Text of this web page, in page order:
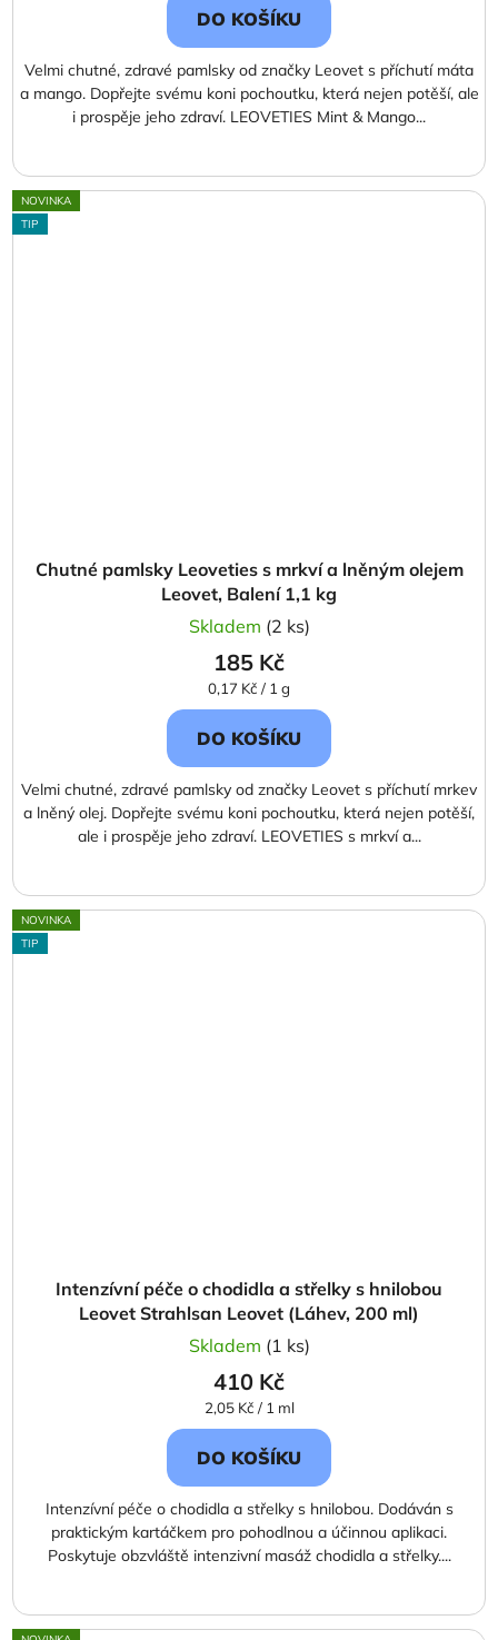
DO KOŠÍKU
Velmi chutné, zdravé pamlsky od značky Leovet s příchutí máta
a mango. Dopřejte svému koni pochoutku, která nejen potěší, ale
i prospěje jeho zdraví. LEOVETIES Mint & Mango...
NOVINKA
TIP
Chutné pamlsky Leoveties s mrkví a lněným olejem
Leovet, Balení 1,1 kg
Skladem (2 ks)
185 Kč
Měrná
cena:
0,17 Kč / 1 g
DO KOŠÍKU
Velmi chutné, zdravé pamlsky od značky Leovet s příchutí mrkev
a lněný olej. Dopřejte svému koni pochoutku, která nejen potěší,
ale i prospěje jeho zdraví. LEOVETIES s mrkví a...
NOVINKA
TIP
Intenzívní péče o chodidla a střelky s hnilobou
Leovet Strahlsan Leovet (Láhev, 200 ml)
Skladem (1 ks)
410 Kč
Měrná
cena:
2,05 Kč / 1 ml
DO KOŠÍKU
Intenzívní péče o chodidla a střelky s hnilobou. Dodáván s
praktickým kartáčkem pro pohodlnou a účinnou aplikaci.
Poskytuje obzvláště intenzivní masáž chodidla a střelky....